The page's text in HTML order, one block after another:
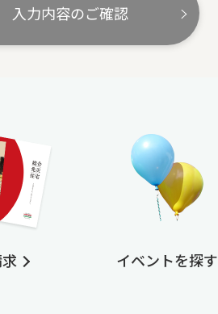
入力内容のご確認
イベントを探す